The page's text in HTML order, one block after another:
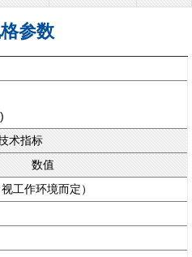
参数
术指标
数值
工作环境而定）